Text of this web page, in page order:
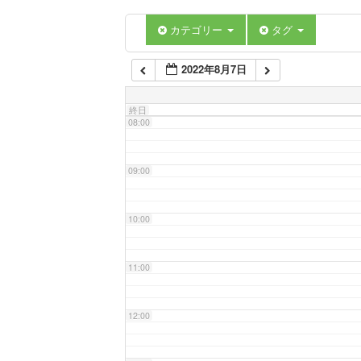
カテゴリー タグ
2022年8月7日
終日
07:00
08:00
09:00
10:00
11:00
12:00